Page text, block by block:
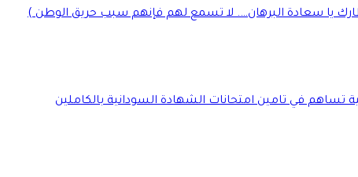
يا سعادة البرهان…. لا تسمع لهم فإنهم سبب حريق الوطن )
تساهم في تامين امتحانات الشهادة السودانية بالكاملين